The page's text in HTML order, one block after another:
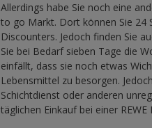
Allerdings habe Sie noch eine
to go Markt. Dort können Sie 24
Discounters. Jedoch finden Sie
Sie bei Bedarf sieben Tage die
einfällt, dass sie noch etwas
Lebensmittel zu besorgen.
Schichtdienst oder anderen
täglichen Einkauf bei einer